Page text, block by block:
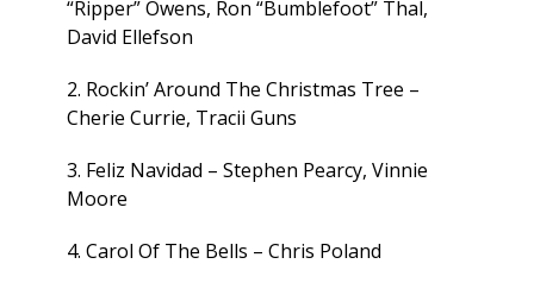
“Ripper” Owens, Ron “Bumblefoot” Thal,
David Ellefson
2. Rockin’ Around The Christmas Tree –
Cherie Currie, Tracii Guns
3. Feliz Navidad – Stephen Pearcy, Vinnie
Moore
4. Carol Of The Bells – Chris Poland